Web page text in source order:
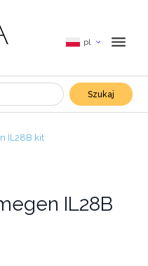
pl
Szukaj
IL28B kit
IL28B